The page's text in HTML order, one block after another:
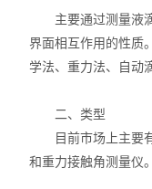
X射线衍射仪（
激光光散射仪
扫描电镜（SEM
主要通过测量液滴
界面相互作用的性质
学法、重力法、自动
二、类型
目前市场上主要
和重力接触角测量仪。